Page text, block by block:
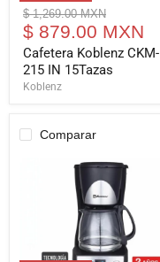
Cafetera
Koblenz
CKM-
215
IN
15Tazas
Precio
original
$ 1,269.00 MXN
Precio
actual
$ 879.00 MXN
Cafetera Koblenz CKM-
215 IN 15Tazas
Koblenz
Comparar